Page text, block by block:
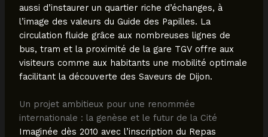
aussi d’instaurer un quartier riche d’échanges, à
l’image des valeurs du Guide des Papilles. La
circulation fluide grâce aux nombreuses lignes de
bus, tram et la proximité de la gare TGV offre aux
visiteurs comme aux habitants une mobilité optimale
facilitant la découverte des Saveurs de Dijon.
Un projet ambitieux pour une renommée
internationale : la genèse et le futur de la Cité
Imaginée dès 2010 avec l’inscription du Repas